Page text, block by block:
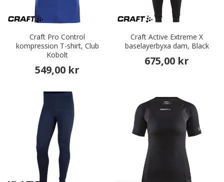
Craft Pro Control
kompression T-shirt, Club
Kobolt
549,00 kr
Craft Active Extreme X
baselayerbyxa dam, Black
675,00 kr